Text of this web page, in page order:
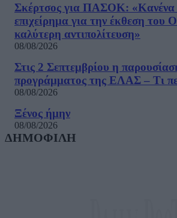
Σκέρτσος για ΠΑΣΟΚ: «Κανένα
επιχείρημα για την έκθεση του
καλύτερη αντιπολίτευση»
08/08/2026
Στις 2 Σεπτεμβρίου η
προγράμματος της ΕΛΑΣ – Τι
08/08/2026
Ξένος ήμην
08/08/2026
ΔΗΜΟΦΙΛΗ